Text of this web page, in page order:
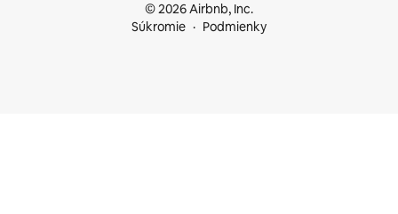
© 2026 Airbnb, Inc.
Súkromie
Podmienky